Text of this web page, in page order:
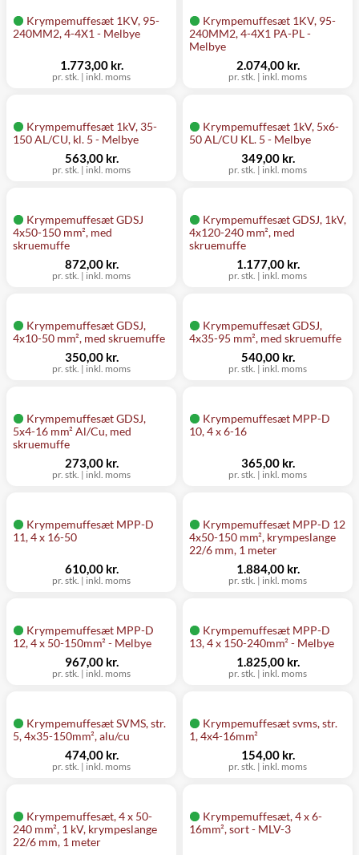
Krympemuffesæt 1KV, 95-
240MM2, 4-4X1 - Melbye
pr. stk. | inkl. moms
1.773,00 kr.
Krympemuffesæt 1KV, 95-
240MM2, 4-4X1 PA-PL -
Melbye
pr. stk. | inkl. moms
2.074,00 kr.
Krympemuffesæt 1kV, 35-
150 AL/CU, kl. 5 - Melbye
pr. stk. | inkl. moms
563,00 kr.
Krympemuffesæt 1kV, 5x6-
50 AL/CU KL. 5 - Melbye
pr. stk. | inkl. moms
349,00 kr.
Krympemuffesæt GDSJ
4x50-150 mm², med
skruemuffe
pr. stk. | inkl. moms
872,00 kr.
Krympemuffesæt GDSJ, 1kV,
4x120-240 mm², med
skruemuffe
pr. stk. | inkl. moms
1.177,00 kr.
Krympemuffesæt GDSJ,
4x10-50 mm², med skruemuffe
pr. stk. | inkl. moms
350,00 kr.
Krympemuffesæt GDSJ,
4x35-95 mm², med skruemuffe
pr. stk. | inkl. moms
540,00 kr.
Krympemuffesæt GDSJ,
5x4-16 mm² Al/Cu, med
skruemuffe
pr. stk. | inkl. moms
273,00 kr.
Krympemuffesæt MPP-D
10, 4 x 6-16
pr. stk. | inkl. moms
365,00 kr.
Krympemuffesæt MPP-D
11, 4 x 16-50
pr. stk. | inkl. moms
610,00 kr.
Krympemuffesæt MPP-D 12
4x50-150 mm², krympeslange
22/6 mm, 1 meter
pr. stk. | inkl. moms
1.884,00 kr.
Krympemuffesæt MPP-D
12, 4 x 50-150mm² - Melbye
pr. stk. | inkl. moms
967,00 kr.
Krympemuffesæt MPP-D
13, 4 x 150-240mm² - Melbye
pr. stk. | inkl. moms
1.825,00 kr.
Krympemuffesæt SVMS, str.
5, 4x35-150mm², alu/cu
pr. stk. | inkl. moms
474,00 kr.
Krympemuffesæt svms, str.
1, 4x4-16mm²
pr. stk. | inkl. moms
154,00 kr.
Krympemuffesæt, 4 x 50-
240 mm², 1 kV, krympeslange
22/6 mm, 1 meter
Krympemuffesæt, 4 x 6-
16mm², sort - MLV-3